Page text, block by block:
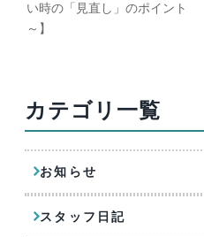
い時の「見直し」のポイント
～】
カテゴリ一覧
お知らせ
スタッフ日記